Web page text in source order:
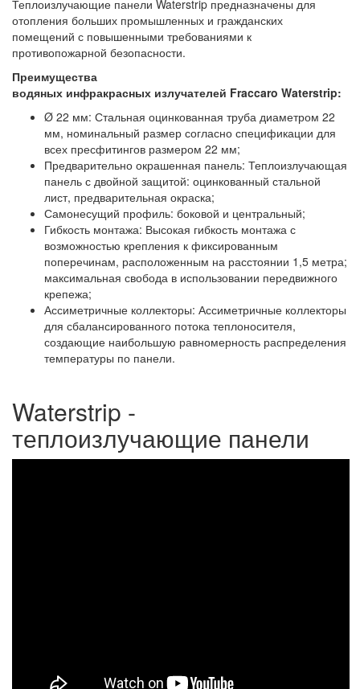
Теплоизлучающие панели Waterstrip предназначены для
отопления больших промышленных и гражданских
помещений с повышенными требованиями к
противопожарной безопасности.
Преимущества
водяных инфракрасных излучателей Fraccaro Waterstrip:
Ø 22 мм: Стальная оцинкованная труба диаметром 22
мм, номинальный размер согласно спецификации для
всех пресфитингов размером 22 мм;
Предварительно окрашенная панель: Теплоизлучающая
панель с двойной защитой: оцинкованный стальной
лист, предварительная окраска;
Самонесущий профиль: боковой и центральный;
Гибкость монтажа: Высокая гибкость монтажа с
возможностью крепления к фиксированным
поперечинам, расположенным на расстоянии 1,5 метра;
максимальная свобода в использовании передвижного
крепежа;
Ассиметричные коллекторы: Ассиметричные коллекторы
для сбалансированного потока теплоносителя,
создающие наибольшую равномерность распределения
температуры по панели.
Waterstrip -
теплоизлучающие панели